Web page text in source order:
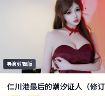
导演剪辑版
仁川港最后的潮汐证人（修